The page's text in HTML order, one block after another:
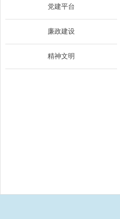
党建平台
廉政建设
精神文明